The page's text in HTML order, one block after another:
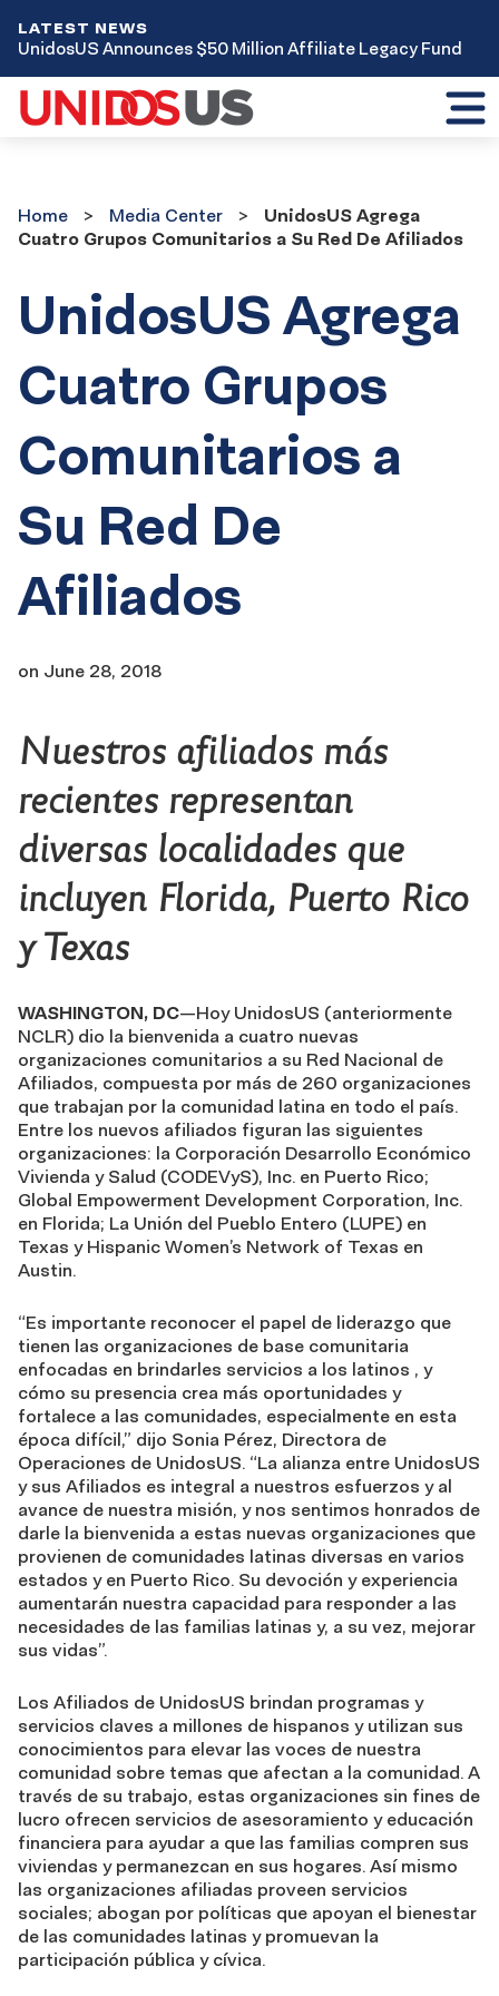
LATEST NEWS
UnidosUS Announces $50 Million Affiliate Legacy Fund
Center
Home Media Center
UnidosUS Agrega
Cuatro Grupos Comunitarios a Su Red De Afiliados
UnidosUS Agrega
Cuatro Grupos
Comunitarios a
Su Red De
Afiliados
on June 28, 2018
Nuestros afiliados más
recientes representan
diversas localidades que
incluyen Florida, Puerto Rico
y Texas
WASHINGTON, DC—Hoy UnidosUS (anteriormente
NCLR) dio la bienvenida a cuatro nuevas
organizaciones comunitarios a su Red Nacional de
Afiliados, compuesta por más de 260 organizaciones
que trabajan por la comunidad latina en todo el país.
Entre los nuevos afiliados figuran las siguientes
organizaciones: la Corporación Desarrollo Económico
Vivienda y Salud (CODEVyS), Inc. en Puerto Rico;
Global Empowerment Development Corporation, Inc.
en Florida; La Unión del Pueblo Entero (LUPE) en
Texas y Hispanic Women’s Network of Texas en
Austin.
“Es importante reconocer el papel de liderazgo que
tienen las organizaciones de base comunitaria
enfocadas en brindarles servicios a los latinos , y
cómo su presencia crea más oportunidades y
fortalece a las comunidades, especialmente en esta
época difícil,” dijo Sonia Pérez, Directora de
Operaciones de UnidosUS. “La alianza entre UnidosUS
y sus Afiliados es integral a nuestros esfuerzos y al
avance de nuestra misión, y nos sentimos honrados de
darle la bienvenida a estas nuevas organizaciones que
provienen de comunidades latinas diversas en varios
estados y en Puerto Rico. Su devoción y experiencia
aumentarán nuestra capacidad para responder a las
necesidades de las familias latinas y, a su vez, mejorar
sus vidas”.
Los Afiliados de UnidosUS brindan programas y
servicios claves a millones de hispanos y utilizan sus
conocimientos para elevar las voces de nuestra
comunidad sobre temas que afectan a la comunidad. A
través de su trabajo, estas organizaciones sin fines de
lucro ofrecen servicios de asesoramiento y educación
financiera para ayudar a que las familias compren sus
viviendas y permanezcan en sus hogares. Así mismo
las organizaciones afiliadas proveen servicios
sociales; abogan por políticas que apoyan el bienestar
de las comunidades latinas y promuevan la
participación pública y cívica.